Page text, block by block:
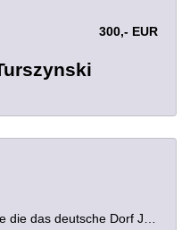
300,- EUR